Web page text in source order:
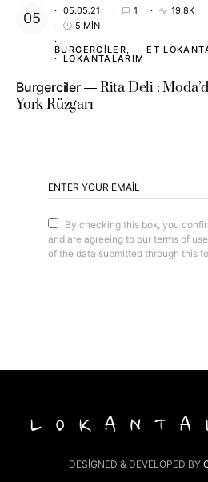
05.05.21
1
19,8K
5 MIN
BURGERCILER ET
LOKANTALARIM
Burgerciler
Rita Deli :
York Rüzgarı
By checking this box, you
and are agreeing to our terms of
of the data submitted through this
DESIGNED & DEVELOPED BY